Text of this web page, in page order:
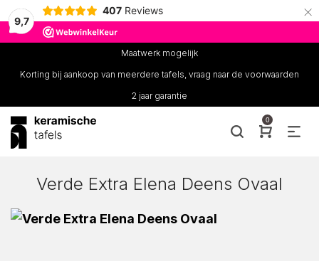
9,7
407 Reviews ×
Maatwerk mogelijk
Korting bij aankoop van meerdere tafels, vraag naar de voorwaarden
2 jaar garantie
0
Verde Extra Elena Deens Ovaal